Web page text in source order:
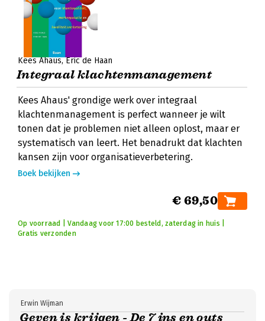
Kees Ahaus Eric de Haan
Integraal klachtenmanagement
Kees Ahaus' grondige werk over integraal
klachtenmanagement is perfect wanneer je wilt
tonen dat je problemen niet alleen oplost, maar er
systematisch van leert. Het benadrukt dat klachten
kansen zijn voor organisatieverbetering.
Boek bekijken
€ 69,50
Op voorraad | Vandaag voor 17:00 besteld, zaterdag in huis |
Gratis verzonden
Geven is krijgen - De 7 ins en outs
Erwin Wijman